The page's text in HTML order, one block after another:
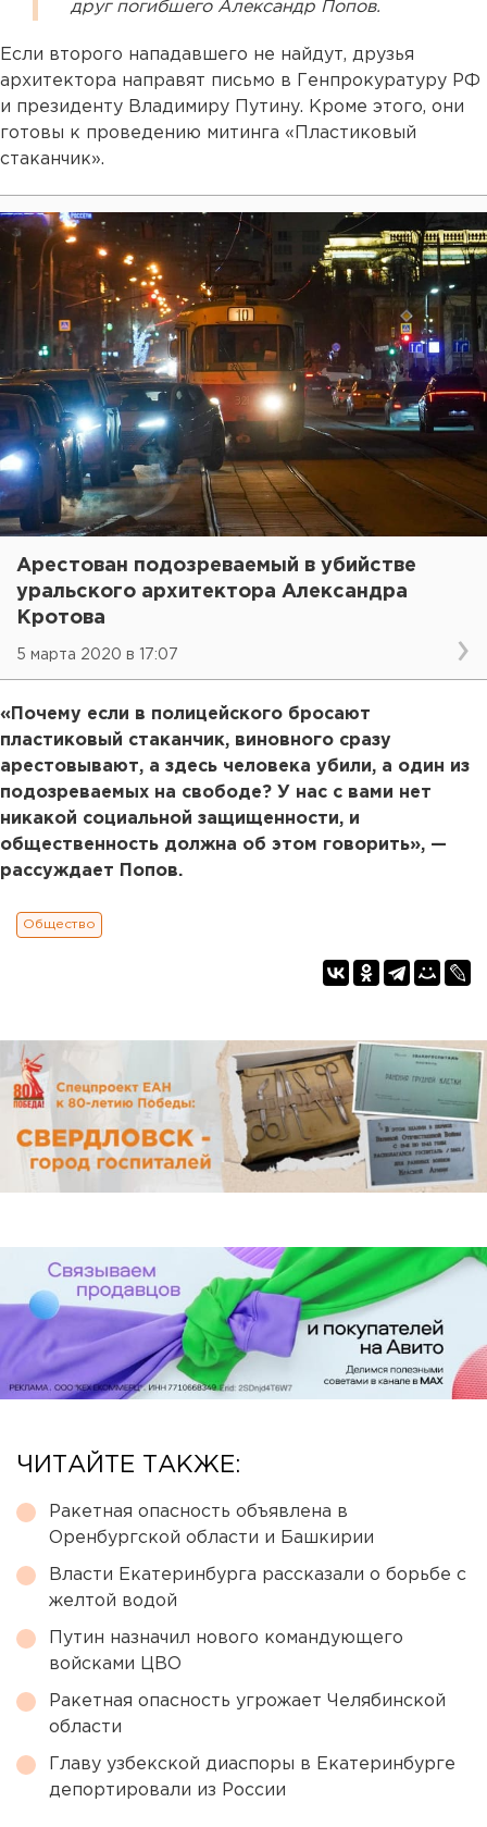
друг погибшего Александр Попов.
Если второго нападавшего не найдут, друзья
архитектора направят письмо в Генпрокуратуру РФ
и президенту Владимиру Путину. Кроме этого, они
готовы к проведению митинга «Пластиковый
стаканчик».
Арестован подозреваемый в убийстве
уральского архитектора Александра
Кротова
5 марта 2020 в 17:07
«Почему если в полицейского бросают
пластиковый стаканчик, виновного сразу
арестовывают, а здесь человека убили, а один из
подозреваемых на свободе? У нас с вами нет
никакой социальной защищенности, и
общественность должна об этом говорить», —
рассуждает Попов.
Общество
ЧИТАЙТЕ ТАКЖЕ:
Ракетная опасность объявлена в
Оренбургской области и Башкирии
Власти Екатеринбурга рассказали о борьбе с
желтой водой
Путин назначил нового командующего
войсками ЦВО
Ракетная опасность угрожает Челябинской
области
Главу узбекской диаспоры в Екатеринбурге
депортировали из России